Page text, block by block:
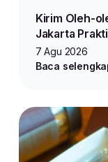
Kirim Oleh-
Jakarta
7 Agu 2026
Baca